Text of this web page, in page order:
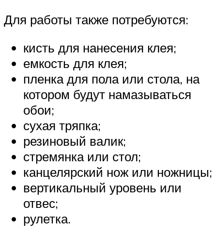
Для работы также потребуются:
кисть для нанесения клея;
емкость для клея;
пленка для пола или стола, на
котором будут намазываться
обои;
сухая тряпка;
резиновый валик;
стремянка или стол;
канцелярский нож или ножницы;
вертикальный уровень или
отвес;
рулетка.